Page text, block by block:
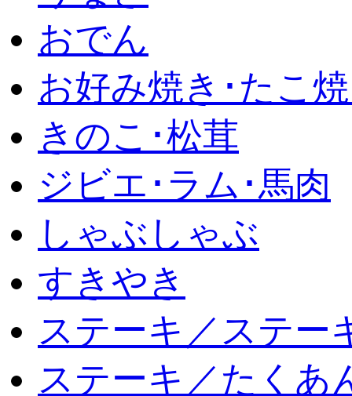
おでん
お好み焼き･たこ
きのこ･松茸
ジビエ･ラム･馬肉
しゃぶしゃぶ
すきやき
ステーキ／ステー
ステーキ／たくあ